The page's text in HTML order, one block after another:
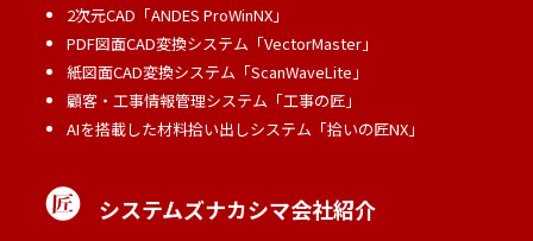
2次元CAD「ANDES ProWinNX」
PDF図面CAD変換システム「VectorMaster」
紙図面CAD変換システム「ScanWaveLite」
顧客・工事情報管理システム「工事の匠」
AIを搭載した材料拾い出しシステム「拾いの匠NX」
システムズナカシマ会社紹介